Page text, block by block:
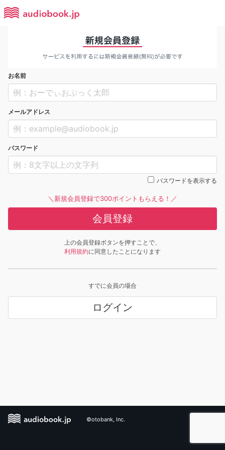
お名前
メールアドレス
パスワード
パスワードを表示する
＼新規会員登録で300ポイントもらえる！／
会員登録
上の会員登録ボタンを押すことで、
利用規約に同意したことになります
すでに会員の場合
ログイン
©otobank, Inc.